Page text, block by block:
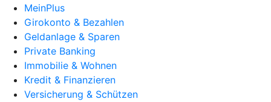
MeinPlus
Girokonto & Bezahlen
Geldanlage & Sparen
Private Banking
Immobilie & Wohnen
Kredit & Finanzieren
Versicherung & Schützen